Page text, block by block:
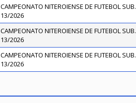
CAMPEONATO NITEROIENSE DE FUTEBOL SUB.
13/2026
CAMPEONATO NITEROIENSE DE FUTEBOL SUB.
13/2026
CAMPEONATO NITEROIENSE DE FUTEBOL SUB.
13/2026